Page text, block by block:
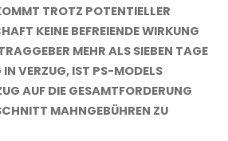
TROTZ POTENTIELLER
KEINE BEFREIENDE WIRKUNG
MEHR ALS SIEBEN TAGE
VERZUG, IST PS-MODELS
AUF DIE GESAMTFORDERUNG
MAHNGEBÜHREN ZU